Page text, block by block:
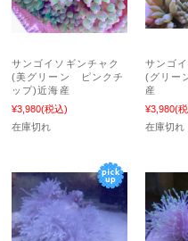
サンゴイソギンチャク
(美グリーン ピンクチ
ップ)近海産
¥3,980(税込)
在庫切れ
サンゴ
(グリー
産
¥3,980(
在庫切れ